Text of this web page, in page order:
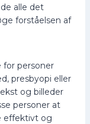
alle det
forståelsen af
for personer
presbyopi eller
og billeder
personer at
effektivt og